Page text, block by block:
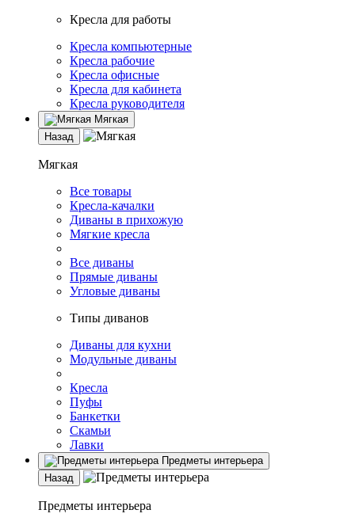
Кресла для работы
Кресла компьютерные
Кресла рабочие
Кресла офисные
Кресла для кабинета
Кресла руководителя
Мягкая
Назад
Мягкая
Все товары
Кресла-качалки
Диваны в прихожую
Мягкие кресла
Все диваны
Прямые диваны
Угловые диваны
Типы диванов
Диваны для кухни
Модульные диваны
Кресла
Пуфы
Банкетки
Скамьи
Лавки
Предметы интерьера
Назад
Предметы интерьера